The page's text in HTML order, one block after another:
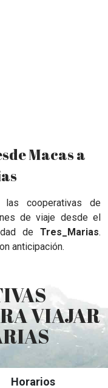
Macas a
cooperativas de
de viaje desde el
deTres_Marias.
anticipación.
VIAJAR
Horarios